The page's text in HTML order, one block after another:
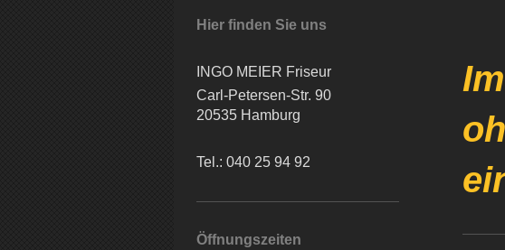
Hier finden Sie uns
INGO MEIER Friseur
Carl-Petersen-Str. 90
20535 Hamburg
Tel.: 040 25 94 92
Öffnungszeiten